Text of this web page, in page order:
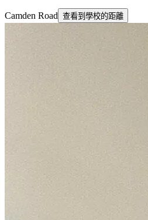
Camden Road 查看到學校的距離